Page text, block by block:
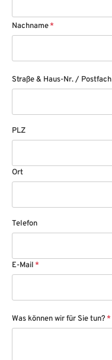
Nachname*
Straße & Haus-Nr. / Postfach
PLZ
Ort
Telefon
E-Mail *
Was können wir für Sie tun? *